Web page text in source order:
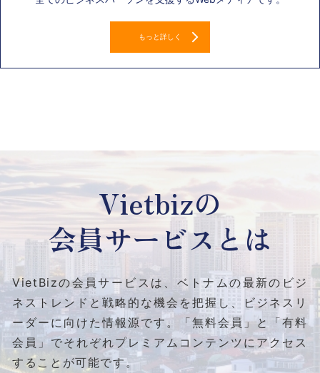
もっと詳しく
Vietbizの
会員サービスとは
VietBizの会員サービスは、ベトナムの最新のビジ
ネストレンドと戦略的な機会を把握し、ビジネスリ
ーダーに向けた情報源です。
「無料会員」と「有料
会員」でそれぞれプレミアムコンテンツにアクセス
することが可能です。